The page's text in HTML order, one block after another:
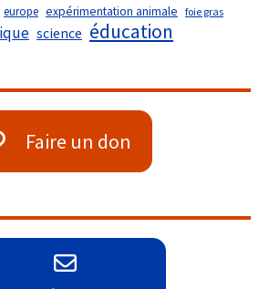
europe expérimentation animale foie gras
science éducation
Faire un don